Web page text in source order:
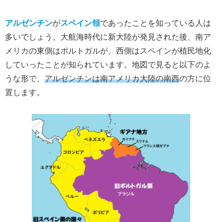
アルゼンチンがスペイン領であったことを知っている人は
多いでしょう。大航海時代に新大陸が発見された後、南ア
メリカの東側はポルトガルが、西側はスペインが植民地化
していったことが知られています。地図で見ると以下のよ
うな形で、 アルゼンチンは南アメリカ大陸の南西の方に位
置します。